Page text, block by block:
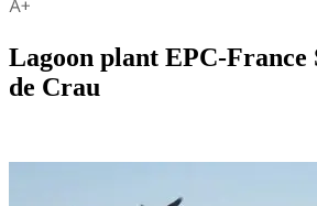
Lagoon plant EPC-
de Crau